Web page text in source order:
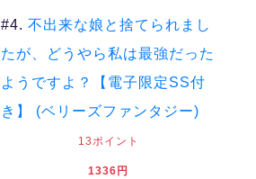
#4.不出来な娘と捨てられまし
たが、どうやら私は最強だった
ようですよ？【電子限定SS付
き】 (ベリーズファンタジー)
13ポイント
1336円